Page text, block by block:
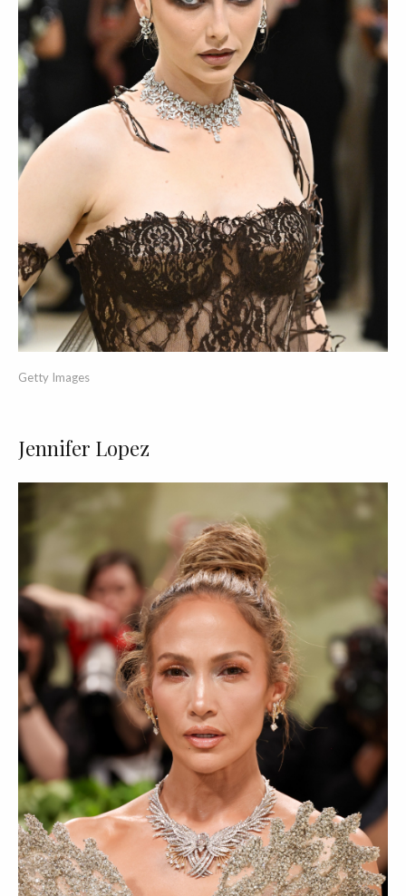
Getty Images
Jennifer Lopez